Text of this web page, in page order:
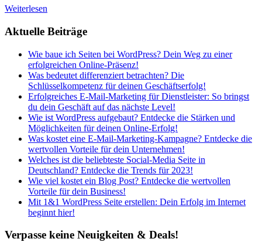
Weiterlesen
Aktuelle Beiträge
Wie baue ich Seiten bei WordPress? Dein Weg zu einer
erfolgreichen Online-Präsenz!
Was bedeutet differenziert betrachten? Die
Schlüsselkompetenz für deinen Geschäftserfolg!
Erfolgreiches E-Mail-Marketing für Dienstleister: So bringst
du dein Geschäft auf das nächste Level!
Wie ist WordPress aufgebaut? Entdecke die Stärken und
Möglichkeiten für deinen Online-Erfolg!
Was kostet eine E-Mail-Marketing-Kampagne? Entdecke die
wertvollen Vorteile für dein Unternehmen!
Welches ist die beliebteste Social-Media Seite in
Deutschland? Entdecke die Trends für 2023!
Wie viel kostet ein Blog Post? Entdecke die wertvollen
Vorteile für dein Business!
Mit 1&1 WordPress Seite erstellen: Dein Erfolg im Internet
beginnt hier!
Verpasse keine Neuigkeiten & Deals!